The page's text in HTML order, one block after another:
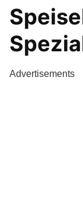
Advertisements